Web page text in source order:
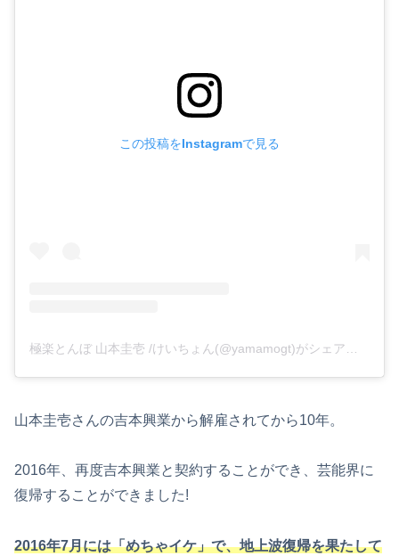
この投稿をInstagramで見る
山本圭壱さんの吉本興業から解雇されてから10年。
2016年、再度吉本興業と契約することができ、芸能界に
復帰することができました!
2016年7月には「めちゃイケ」で、地上波復帰を果たして